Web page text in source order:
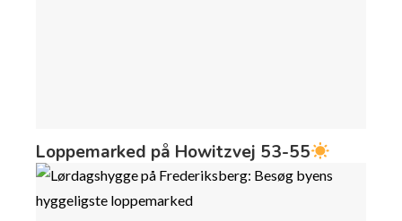
Loppemarked på Howitzvej 53-55